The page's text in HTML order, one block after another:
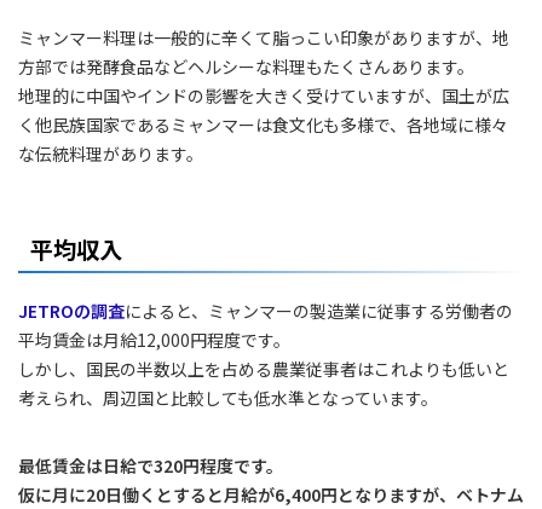
ミャンマー料理は一般的に辛くて脂っこい印象がありますが、地
方部では発酵食品などヘルシーな料理もたくさんあります。
地理的に中国やインドの影響を大きく受けていますが、国土が広
く他民族国家であるミャンマーは食文化も多様で、各地域に様々
な伝統料理があります。
平均収入
JETROの調査によると、ミャンマーの製造業に従事する労働者の
平均賃金は月給12,000円程度です。
しかし、国民の半数以上を占める農業従事者はこれよりも低いと
考えられ、周辺国と比較しても低水準となっています。
最低賃金は日給で320円程度です。
仮に月に20日働くとすると月給が6,400円となりますが、ベトナム